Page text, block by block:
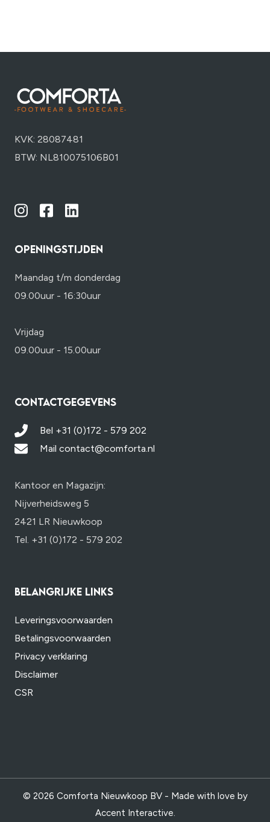
KVK: 28087481
BTW: NL810075106B01
OPENINGSTIJDEN
Maandag t/m donderdag
09.00uur - 16:30uur
Vrijdag
09.00uur - 15.00uur
CONTACTGEGEVENS
Bel +31 (0)172 - 579 202
Mail contact@comforta.nl
Kantoor en Magazijn:
Nijverheidsweg 5
2421 LR Nieuwkoop
Tel. +31 (0)172 - 579 202
BELANGRIJKE LINKS
Leveringsvoorwaarden
Betalingsvoorwaarden
Privacy verklaring
Disclaimer
CSR
© 2026 Comforta Nieuwkoop BV - Made with love by
Accent Interactive.